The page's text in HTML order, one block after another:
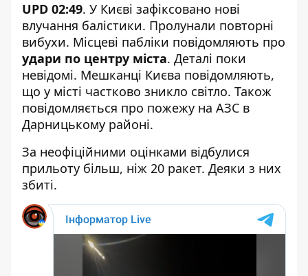
UPD 02:49. У Києві зафіксовано нові
влучання балістики. Пролунали повторні
вибухи. Місцеві пабліки повідомляють про
удари по центру міста. Деталі поки
невідомі. Мешканці Києва повідомляють,
що у місті частково зникло світло. Також
повідомляється про пожежу на АЗС в
Дарницькому районі.
За неофіційними оцінками відбулися
прильоту більш, ніж 20 ракет. Деяки з них
збиті.